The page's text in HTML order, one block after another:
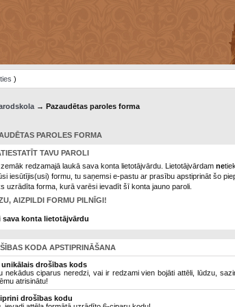
)
→ Pazaudētas paroles forma
PAROLES FORMA
TAVU PAROLI
redzamajā laukā sava konta lietotājvārdu. Lietotājvārdam ne
iesūtījis(usi) formu, tu saņemsi e-pastu ar prasību apstiprināt šo
uzrādīta forma, kurā varēsi ievadīt šī konta jauno paroli.
AIZPILDI FORMU PILNĪGI!
sava konta lietotājvārdu
KODA APSTIPRINĀŠANA
unikālais drošības kods
nekādus ciparus neredzi, vai ir redzami vien bojāti attēli, lūdzu,
atrisinātu!
drošības kodu